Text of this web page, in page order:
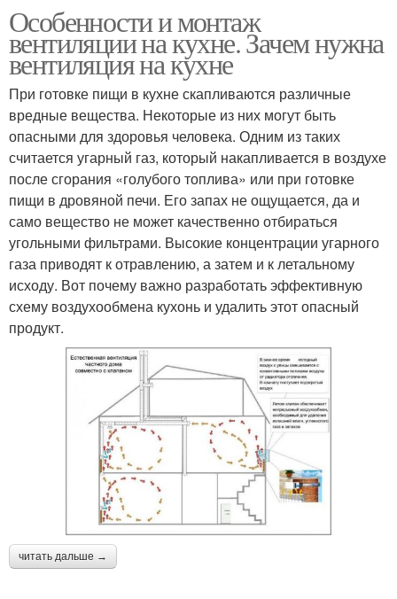
Особенности и монтаж
вентиляции на кухне. Зачем нужна
вентиляция на кухне
При готовке пищи в кухне скапливаются различные
вредные вещества. Некоторые из них могут быть
опасными для здоровья человека. Одним из таких
считается угарный газ, который накапливается в воздухе
после сгорания «голубого топлива» или при готовке
пищи в дровяной печи. Его запах не ощущается, да и
само вещество не может качественно отбираться
угольными фильтрами. Высокие концентрации угарного
газа приводят к отравлению, а затем и к летальному
исходу. Вот почему важно разработать эффективную
схему воздухообмена кухонь и удалить этот опасный
продукт.
читать дальше →